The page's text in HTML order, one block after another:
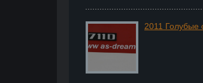
2011 Голубые